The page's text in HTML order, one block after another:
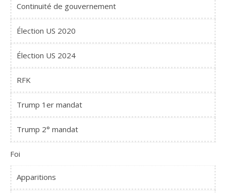
Continuité de gouvernement
Élection US 2020
Élection US 2024
RFK
Trump 1er mandat
Trump 2° mandat
Foi
Apparitions